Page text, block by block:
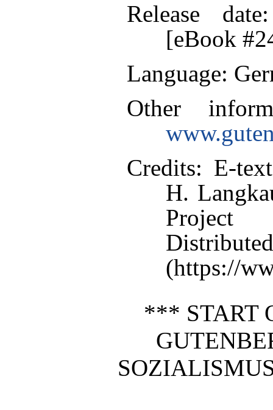
Release date
[eBook
Language:
Other
Credits: E-
H.
Project
(https://
*** START